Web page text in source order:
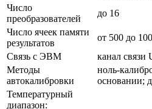
Число
преобразователей
до 16
Число ячеек памяти
результатов
от 500 до
Связь с ЭВМ
канал связи
Методы
автокалибровки
ноль-
основании;
Температурный
диапазон: